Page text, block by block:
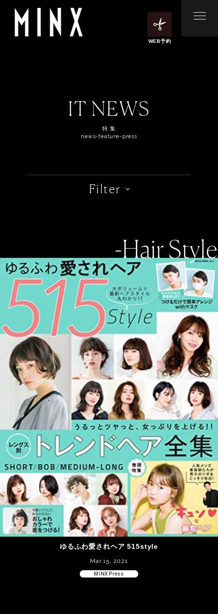
WEB予約
IT NEWS
特 集
news-feature-press
Filter
-Hair Style
ゆるふわ愛されヘア 515style
Mar 15, 2021
MINX Press